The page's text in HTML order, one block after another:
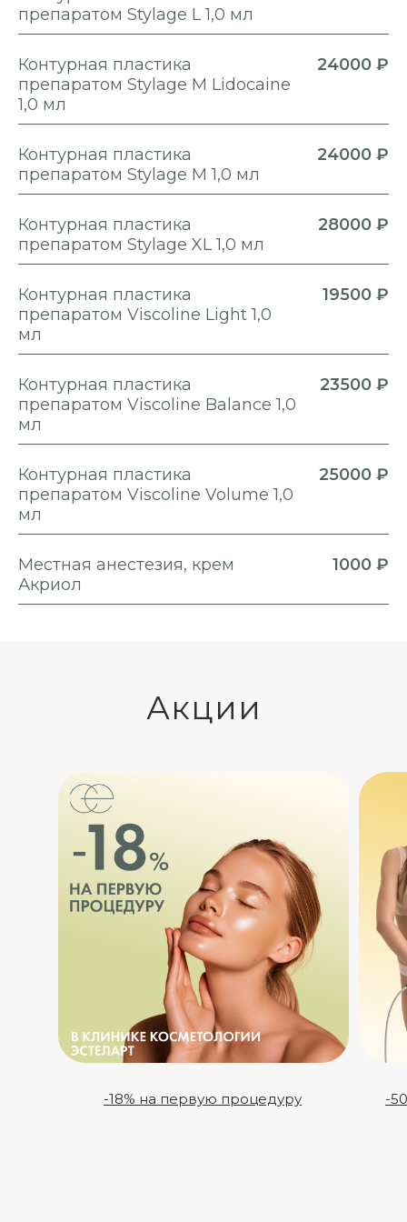
препаратом Stylage L 1,0 мл
Контурная пластика
препаратом Stylage M Lidocaine
1,0 мл
24000 ₽
Контурная пластика
препаратом Stylage M 1,0 мл
24000 ₽
Контурная пластика
препаратом Stylage XL 1,0 мл
28000 ₽
Контурная пластика
препаратом Viscoline Light 1,0
мл
19500 ₽
Контурная пластика
препаратом Viscoline Balance 1,0
мл
23500 ₽
Контурная пластика
препаратом Viscoline Volume 1,0
мл
25000 ₽
Местная анестезия, крем
Акриол
1000 ₽
Акции
-18% на первую процедуру -